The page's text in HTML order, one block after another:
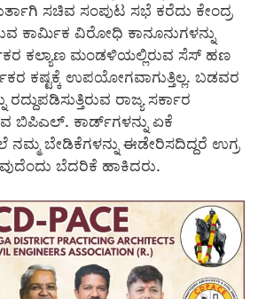
ಸಚಿವ ಸಂಪುಟ ಸಭೆ ಕರೆದು ಕೇಂದ್ರ
ಕಾರ್ಮಿಕ ವಿರೋಧಿ ಕಾನೂನುಗಳನ್ನು
ಕಲ್ಯಾಣ ಮಂಡಳಿಯಲ್ಲಿರುವ ಸೆಸ್ ಹಣ
ಕಷ್ಟಕ್ಕೆ ಉಪಯೋಗವಾಗುತ್ತಿಲ್ಲ. ಬಡವರ
ರಾಜ್ಯ ಸರ್ಕಾರ
ಬಿಪಿಎಲ್. ಕಾರ್ಡ್‍ಗಳನ್ನು ಏಕೆ
ನಮ್ಮ ಬೇಡಿಕೆಗಳನ್ನು ಈಡೇರಿಸದಿದ್ದರೆ ಉಗ್ರ
ಬೆದರಿಕೆ ಹಾಕಿದರು.